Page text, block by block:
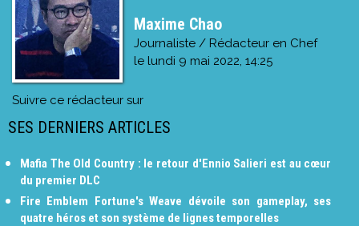
Maxime Chao
Journaliste / Rédacteur en Chef
le lundi 9 mai 2022, 14:25
Suivre ce rédacteur sur
SES DERNIERS ARTICLES
Mafia The Old Country : le retour d'Ennio Salieri est au cœur
du premier DLC
Fire Emblem Fortune's Weave dévoile son gameplay, ses
quatre héros et son système de lignes temporelles